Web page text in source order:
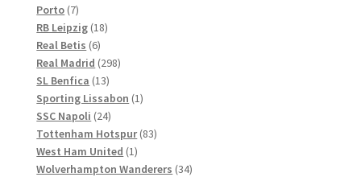
Porto 77
Produkte
RB Leipzig 1818
Real Betis 66
Produkte
Real Madrid 298298
SL Benfica 1313
Produkte
Sporting Lissabon 11
SSC Napoli 2424
Produkte
Tottenham Hotspur 8383
West Ham United 11
Produkt
Wolverhampton Wanderers 3434